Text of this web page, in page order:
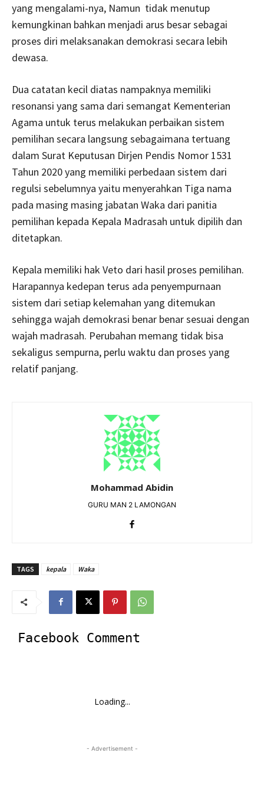
yang mengalami-nya, Namun tidak menutup
kemungkinan bahkan menjadi arus besar sebagai
proses diri melaksanakan demokrasi secara lebih
dewasa.
Dua catatan kecil diatas nampaknya memiliki
resonansi yang sama dari semangat Kementerian
Agama untuk terus melakukan perbaikan sistem
pemilihan secara langsung sebagaimana tertuang
dalam Surat Keputusan Dirjen Pendis Nomor 1531
Tahun 2020 yang memiliki perbedaan sistem dari
regulsi sebelumnya yaitu menyerahkan Tiga nama
pada masing masing jabatan Waka dari panitia
pemilihan kepada Kepala Madrasah untuk dipilih dan
ditetapkan.
Kepala memiliki hak Veto dari hasil proses pemilihan.
Harapannya kedepan terus ada penyempurnaan
sistem dari setiap kelemahan yang ditemukan
sehingga wajah demokrasi benar benar sesuai dengan
wajah madrasah. Perubahan memang tidak bisa
sekaligus sempurna, perlu waktu dan proses yang
relatif panjang.
Mohammad Abidin
GURU MAN 2 LAMONGAN
TAGS kepala Waka
Facebook Comment
Loading...
- Advertisement -